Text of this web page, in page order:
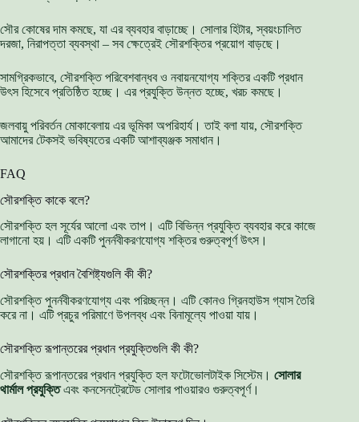
সৌর কোষের দাম কমছে, যা এর ব্যবহার বাড়াচ্ছে। সোলার হিটার, স্বয়ংচালিত
দরজা, নিরাপত্তা ব্যবস্থা – সব ক্ষেত্রেই সৌরশক্তির প্রয়োগ বাড়ছে।
সামগ্রিকভাবে, সৌরশক্তি পরিবেশবান্ধব ও নবায়নযোগ্য শক্তির একটি প্রধান
উৎস হিসেবে প্রতিষ্ঠিত হচ্ছে। এর প্রযুক্তি উন্নত হচ্ছে, খরচ কমছে।
জলবায়ু পরিবর্তন মোকাবেলায় এর ভূমিকা অপরিহার্য। তাই বলা যায়, সৌরশক্তি
আমাদের টেকসই ভবিষ্যতের একটি আশাব্যঞ্জক সমাধান।
FAQ
সৌরশক্তি কাকে বলে?
সৌরশক্তি হল সূর্যের আলো এবং তাপ। এটি বিভিন্ন প্রযুক্তি ব্যবহার করে কাজে
লাগানো হয়। এটি একটি পুনর্নবীকরণযোগ্য শক্তির গুরুত্বপূর্ণ উৎস।
সৌরশক্তির প্রধান বৈশিষ্ট্যগুলি কী কী?
সৌরশক্তি পুনর্নবীকরণযোগ্য এবং পরিচ্ছন্ন। এটি কোনও গ্রিনহাউস গ্যাস তৈরি
করে না। এটি প্রচুর পরিমাণে উপলব্ধ এবং বিনামূল্যে পাওয়া যায়।
সৌরশক্তি রূপান্তরের প্রধান প্রযুক্তিগুলি কী কী?
সৌরশক্তি রূপান্তরের প্রধান প্রযুক্তি হল ফটোভোলটাইক সিস্টেম। সোলার
থার্মাল প্রযুক্তিএবং কনসেনট্রেটেড সোলার পাওয়ারও গুরুত্বপূর্ণ।